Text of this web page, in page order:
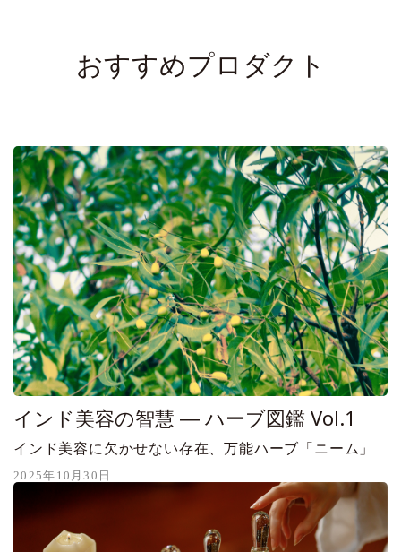
おすすめプロダクト
インド美容の智慧 ― ハーブ図鑑 Vol.1
インド美容に欠かせない存在、万能ハーブ「ニーム」
2025年10月30日